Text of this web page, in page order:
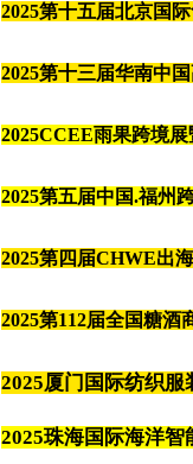
2025第十五届北京国
2025第十三届华南中
2025CCEE雨果跨境
2025第五届中国.福州
2025第四届CHWE出
2025第112届全国糖酒
2025厦门国际纺织服
2025珠海国际海洋智